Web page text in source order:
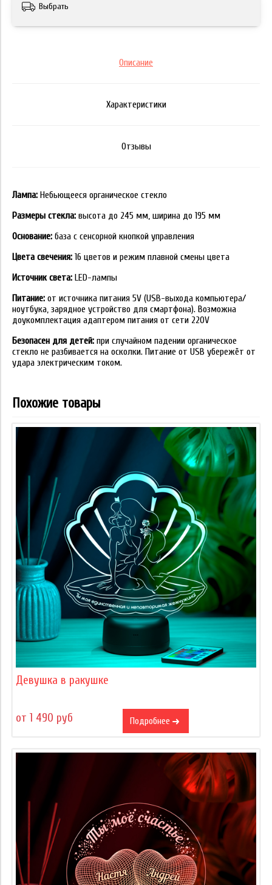
Выбрать
Описание
Характеристики
Отзывы
Лампа: Небьющееся органическое стекло
Размеры стекла: высота до 245 мм, ширина до 195 мм
Основание: база с сенсорной кнопкой управления
Цвета свечения: 16 цветов и режим плавной смены цвета
Источник света: LED-лампы
Питание: от источника питания 5V (USB-выхода компьютера/
ноутбука, зарядное устройство для смартфона). Возможна
доукомплектация адаптером питания от сети 220V
Безопасен для детей: при случайном падении органическое
стекло не разбивается на осколки. Питание от USB убережёт от
удара электрическим током.
Похожие товары
Девушка в ракушке
от 1 490 руб Подробнее